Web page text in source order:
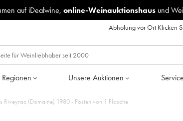
auf iDealwine, online-Weinauktionshausund
Abholung vor Ort Klicken
Unsere Auktionen
Rivesaltes Riveyrac (Domaine) 1980 - Posten von 1 Flasche